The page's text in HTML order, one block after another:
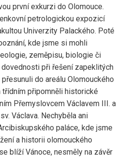
první exkurzi do Olomouce.
petrologickou expozicí
Univerzity Palackého. Poté
kde jsme si mohli
zeměpisu, biologie či
při řešení zapeklitých
do areálu Olomouckého
třídním připomněli historické
Přemyslovcem Václavem III. a
Václava. Nechyběla ani
paláce, kde jsme
a historii olomouckého
blíží Vánoce, nesměly na závěr